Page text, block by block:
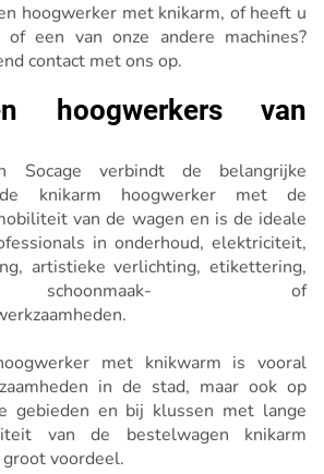
hoogwerker met knikarm, of heeft u
een van onze andere machines?
contact met ons op.
hoogwerkers van
Socage verbindt de belangrijke
knikarm hoogwerker met de
van de wagen en is de ideale
in onderhoud, elektriciteit,
artistieke verlichting, etikettering,
of
met knikwarm is vooral
in de stad, maar ook op
gebieden en bij klussen met lange
van de bestelwagen knikarm
voordeel.